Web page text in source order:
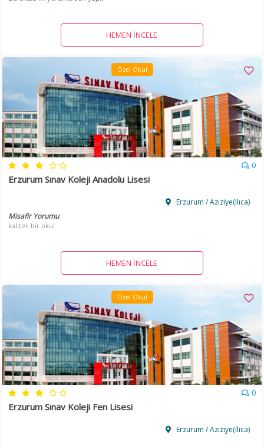
HEMEN İNCELE
Özel Okul
0
Erzurum Sınav Koleji Anadolu Lisesi
Erzurum / Aziziye(Ilıca)
Misafir Yorumu
kaliteli bir okul
HEMEN İNCELE
Özel Okul
0
Erzurum Sınav Koleji Fen Lisesi
Erzurum / Aziziye(Ilıca)